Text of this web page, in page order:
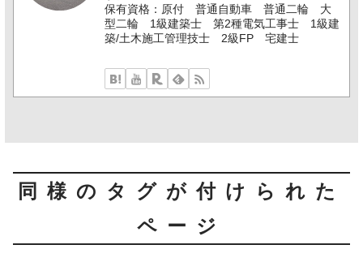
保有資格：原付 普通自動車 普通二輪 大
型二輪 1級建築士 第2種電気工事士 1級建
築/土木施工管理技士 2級FP 宅建士
同様のタグが付けられた
ページ